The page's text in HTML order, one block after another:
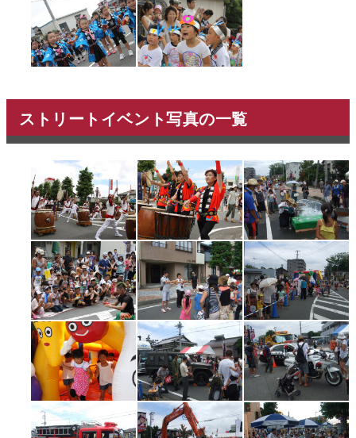
ストリートイベント写真の一覧